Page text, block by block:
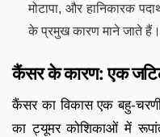
मोटापा, और हानिकारक
के प्रमुख कारण माने जाते हैं।
कैंसर के कारण: एक
कैंसर का विकास एक बहु-
का ट्यूमर कोशिकाओं में